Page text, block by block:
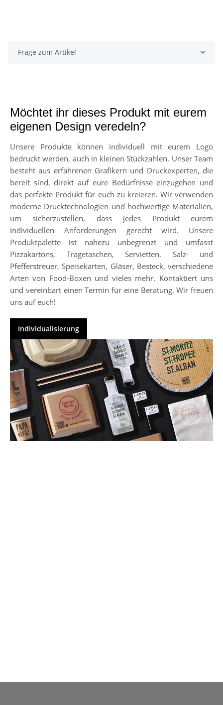
Frage zum Artikel
Möchtet ihr dieses Produkt mit eurem
eigenen Design veredeln?
Unsere Produkte können individuell mit eurem Logo
bedruckt werden, auch in kleinen Stückzahlen. Unser Team
besteht aus erfahrenen Grafikern und Druckexperten, die
bereit sind, direkt auf eure Bedürfnisse einzugehen und
das perfekte Produkt für euch zu kreieren. Wir verwenden
moderne Drucktechnologien und hochwertige Materialien,
um sicherzustellen, dass jedes Produkt eurem
individuellen Anforderungen gerecht wird. Unsere
Produktpalette ist nahezu unbegrenzt und umfasst
Pizzakartons, Tragetaschen, Servietten, Salz- und
Pfefferstreuer, Speisekarten, Gläser, Besteck, verschiedene
Arten von Food-Boxen und vieles mehr. Kontaktiert uns
und vereinbart einen Termin für eine Beratung. Wir freuen
uns auf euch!
Individualisierung